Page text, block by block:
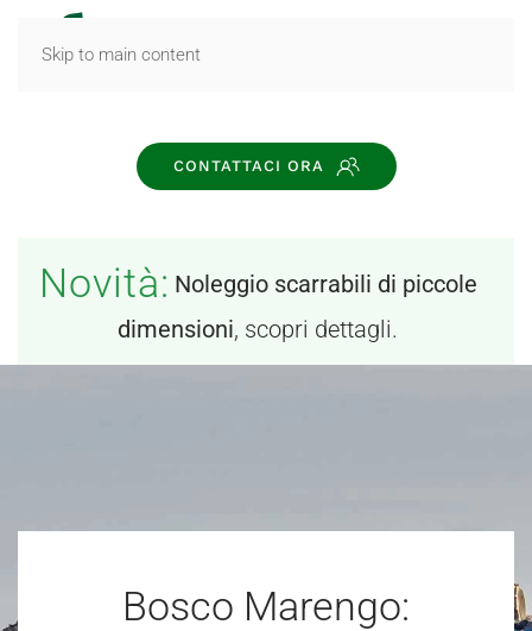
Skip to main content
CONTATTACI ORA
Novità: Noleggio scarrabili di piccole
dimensioni, scopri dettagli.
Bosco Marengo: